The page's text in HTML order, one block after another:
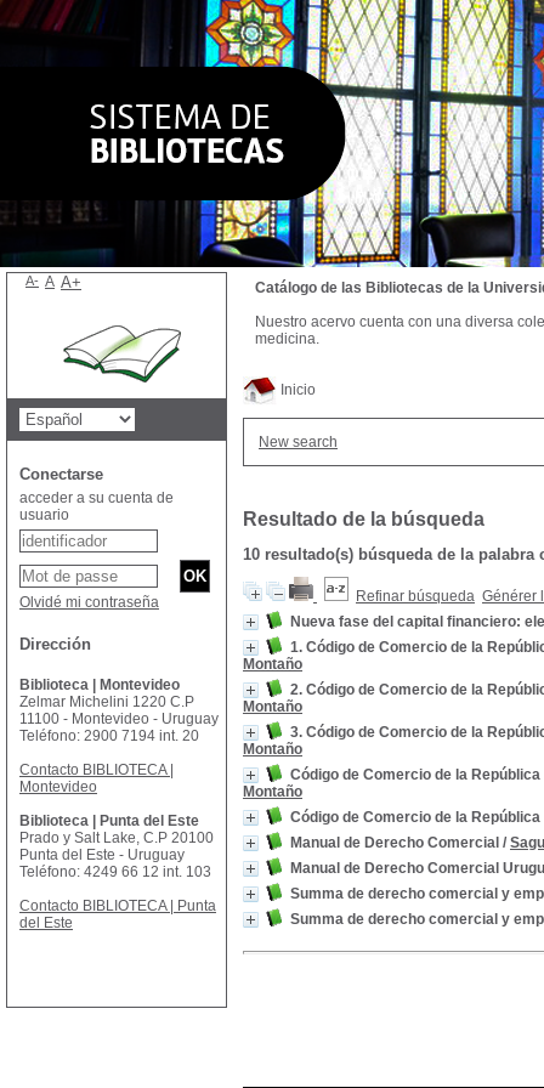
Inicio
New search
Resultado de la búsqueda
10 resultado(s) búsqueda de la palabra
Refinar búsqueda Générer
Nueva fase del capital financiero:
1. Código de Comercio de la
Montaño
2. Código de Comercio de la
Montaño
3. Código de Comercio de la
Montaño
Código de Comercio de la
Montaño
Código de Comercio de la
Manual de Derecho Comercial /
Manual de Derecho Comercial
Summa de derecho comercial y
Summa de derecho comercial y
Catálogo de las Bibliotecas de la
Nuestro acervo cuenta con una diversa
medicina.
A- A A+
Conectarse
acceder a su cuenta de
usuario
Olvidé mi contraseña
Dirección
Biblioteca | Montevideo
Zelmar Michelini 1220 C.P
11100 - Montevideo - Uruguay
Teléfono: 2900 7194 int. 20
Contacto BIBLIOTECA |
Montevideo
Biblioteca | Punta del Este
Prado y Salt Lake, C.P 20100
Punta del Este - Uruguay
Teléfono: 4249 66 12 int. 103
Contacto BIBLIOTECA | Punta
del Este